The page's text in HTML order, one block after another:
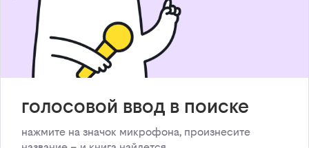
голосовой ввод в поиске
нажмите на значок микрофона, произнесите